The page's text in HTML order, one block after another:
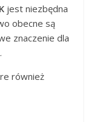
jest niezbędna
obecne są
znaczenie dla
również